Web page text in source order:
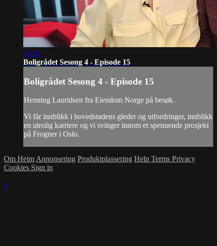
23:41
Boligrådet Sesong 4 - Episode 15
Boligrådet Sesong 4 - Episode 15
Henning Lauridsen fra Eiendom Norge på besøk.
Vi får innblikk i hovedstadens gleder og utfordringer, innblikk
en utrolig karriere og vi svinger innom et spennende prosjekt
på Frogner i Oslo.
Om Heim Annonsering Produktplassering Help Terms Privacy
Cookies Sign in
×